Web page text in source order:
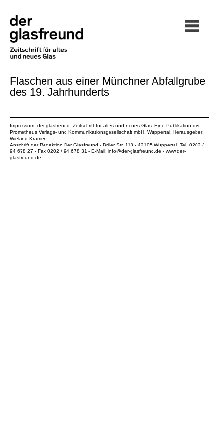
Flaschen aus einer Münchner Abfallgrube
des 19. Jahrhunderts
Impressum: der glasfreund. Zeitschrift für altes und neues Glas. Eine Publikation der
Prometheus Verlags- und Kommunikationsgesellschaft mbH , Wuppertal. Herausgeber:
Wieland Kramer.
Anschrift der Redaktion Der Glasfreund - Briller Str. 118 - 42105 Wuppertal. Tel. 0202 /
94 678 27 - Fax 0202 / 94 678 31 - E-Mail: info@der-glasfreund.de - www.der-
glasfreund.de